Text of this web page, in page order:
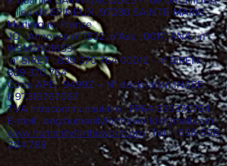
Siège social : N°100 Lotissement « HIBISCUS
», quartier SAINT-JACQUES - rue ORCHIDEA
- lieu-dit EPINEUX, 97230 SAINTE-MARIE.
Martinique. France
JO : Annonce n° 1832, n°Ass : 0017, RNA : n°
W9M2001659
n° SIRET :839 370 764 00012- n° SIREN :
839 370 764
Code APE : 9499Z – N° déclaration INSEE :
D97316767067
TVA intracommunautaire : FR64839370764
E-mail :ong.humanityfortheworld@gmail.com
www.humanityfortheworld.orgTel : +596 696